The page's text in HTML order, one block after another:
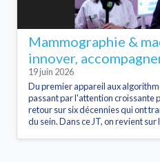
Mammographie &
innover,
19 juin 2026
Du premier appareil aux
passant par l'attention croissante
retour sur six décennies qui ont
du sein. Dans ce JT, on revient sur